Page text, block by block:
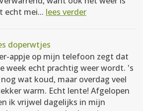
echt mei... lees verder
doperwtjes
appje op mijn telefoon zegt dat
week echt prachtig weer wordt. 's
wat koud, maar overdag veel
warm. Echt lente! Afgelopen
ik vrijwel dagelijks in mijn